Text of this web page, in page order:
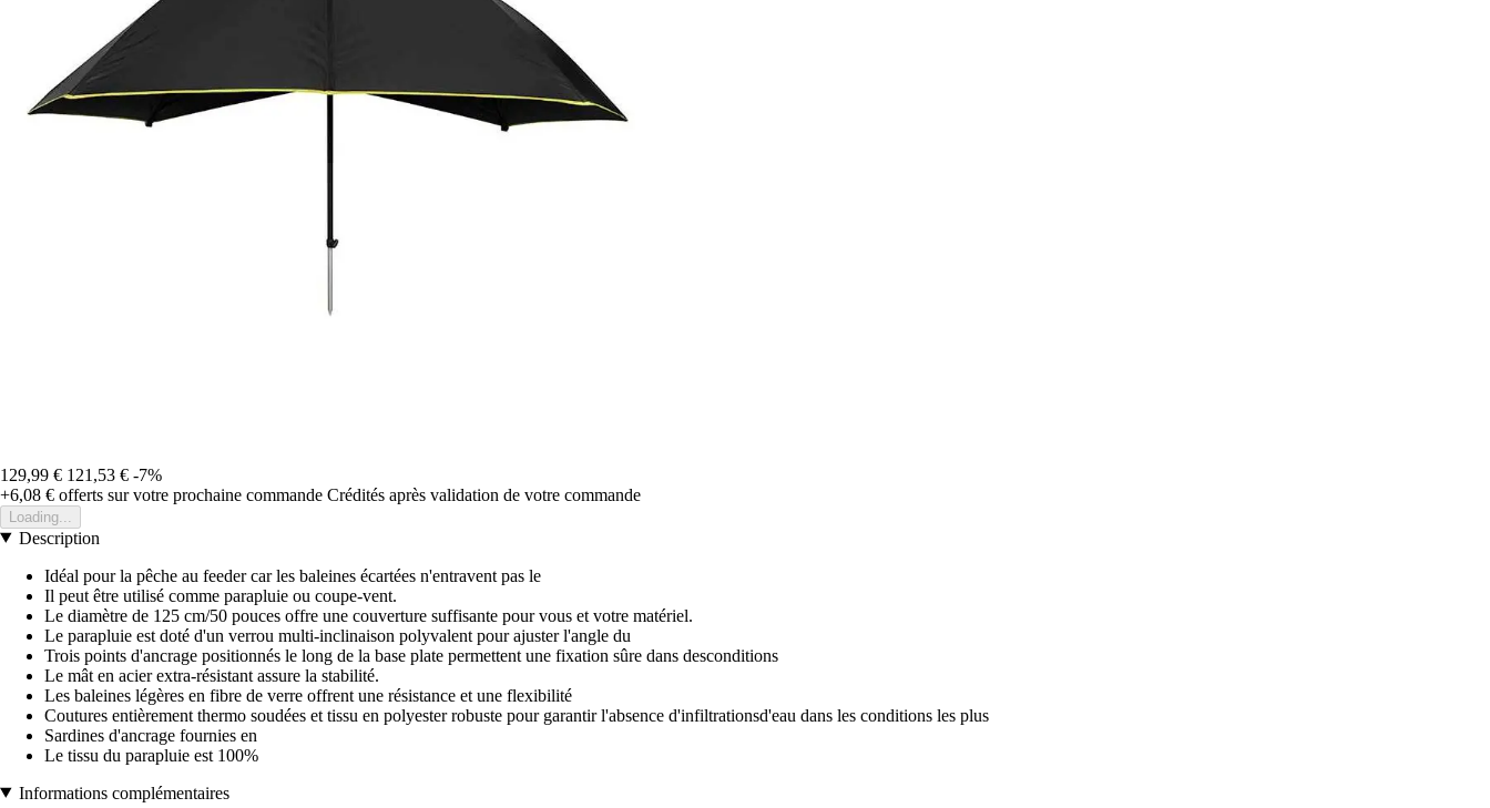
129,99 € 121,53 € -7%
+6,08 € offerts sur votre prochaine commande Crédités après validation de votre commande
Loading...
Description
Idéal pour la pêche au feeder car les baleines écartées n'entravent pas le
Il peut être utilisé comme parapluie ou coupe-vent.
Le diamètre de 125 cm/50 pouces offre une couverture suffisante pour vous et votre matériel.
Le parapluie est doté d'un verrou multi-inclinaison polyvalent pour ajuster l'angle du
Trois points d'ancrage positionnés le long de la base plate permettent une fixation sûre dans desconditions
Le mât en acier extra-résistant assure la stabilité.
Les baleines légères en fibre de verre offrent une résistance et une flexibilité
Coutures entièrement thermo soudées et tissu en polyester robuste pour garantir l'absence d'infiltrationsd'eau dans les conditions les plus
Sardines d'ancrage fournies en
Le tissu du parapluie est 100%
Informations complémentaires